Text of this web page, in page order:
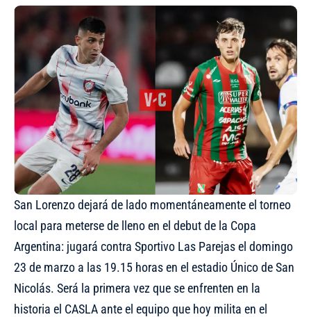
San Lorenzo dejará de lado momentáneamente el torneo
local para meterse de lleno en el debut de la Copa
Argentina: jugará contra Sportivo Las Parejas el domingo
23 de marzo a las 19.15 horas en el estadio Único de San
Nicolás. Será la primera vez que se enfrenten en la
historia el CASLA ante el equipo que hoy milita en el